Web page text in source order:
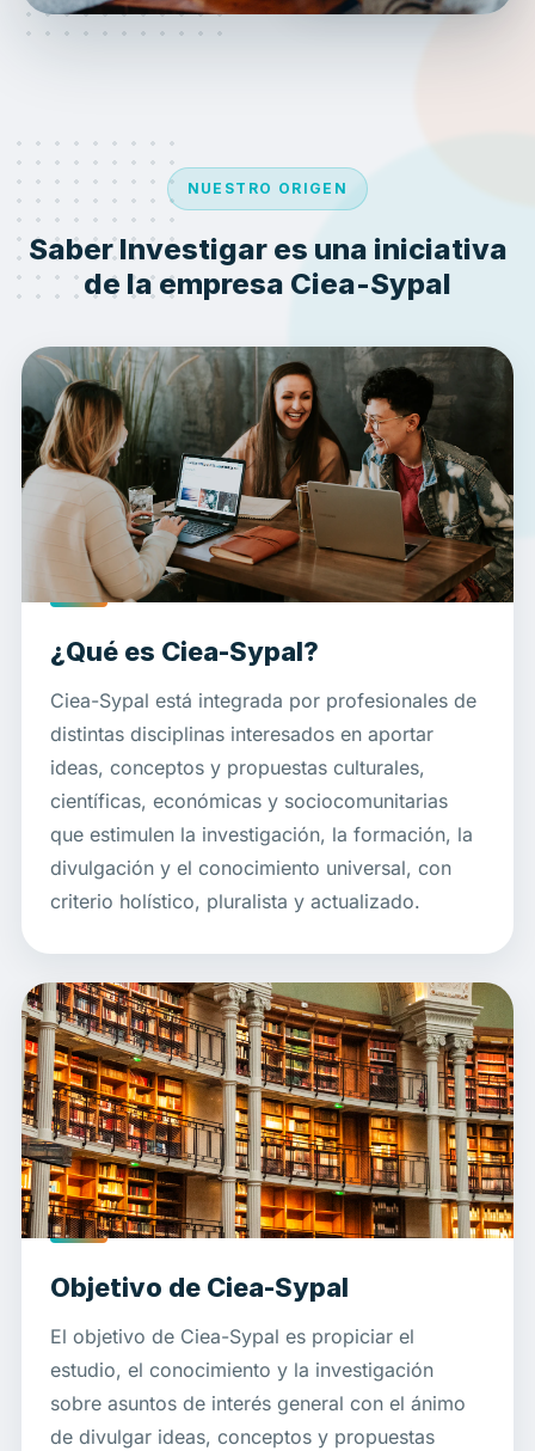
NUESTRO ORIGEN
Saber Investigar es una iniciativa
de la empresa Ciea-Sypal
¿Qué es Ciea-Sypal?
Ciea-Sypal está integrada por profesionales de
distintas disciplinas interesados en aportar
ideas, conceptos y propuestas culturales,
científicas, económicas y sociocomunitarias
que estimulen la investigación, la formación, la
divulgación y el conocimiento universal, con
criterio holístico, pluralista y actualizado.
Objetivo de Ciea-Sypal
El objetivo de Ciea-Sypal es propiciar el
estudio, el conocimiento y la investigación
sobre asuntos de interés general con el ánimo
de divulgar ideas, conceptos y propuestas